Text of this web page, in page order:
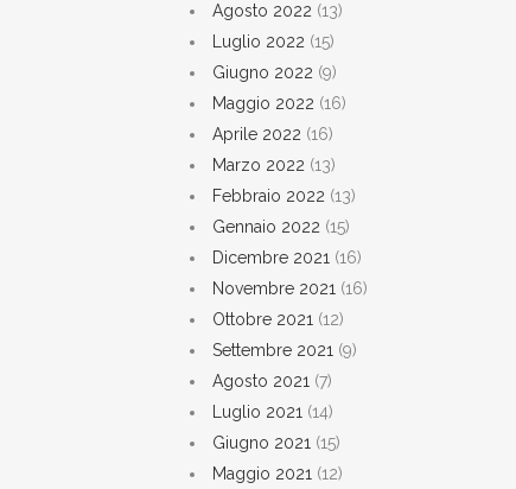
Agosto 2022 (13)
Luglio 2022 (15)
Giugno 2022 (9)
Maggio 2022 (16)
Aprile 2022 (16)
Marzo 2022 (13)
Febbraio 2022 (13)
Gennaio 2022 (15)
Dicembre 2021 (16)
Novembre 2021 (16)
Ottobre 2021 (12)
Settembre 2021 (9)
Agosto 2021 (7)
Luglio 2021 (14)
Giugno 2021 (15)
Maggio 2021 (12)